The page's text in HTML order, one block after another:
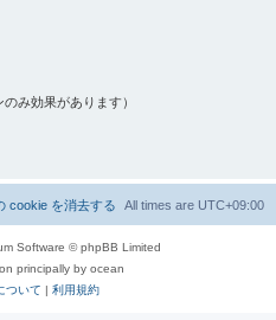
み効果があります）
All times are UTC+09:00
cookie を消去する
Software © phpBB Limited
principally by ocean
ついて | 利用規約